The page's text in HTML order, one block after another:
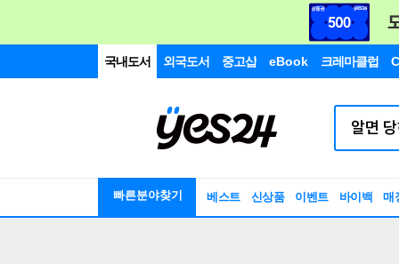
국내도서 외국도서 중고샵 eBook 크레마클럽
빠른분야찾기 베스트 신상품 이벤트 바이백 매